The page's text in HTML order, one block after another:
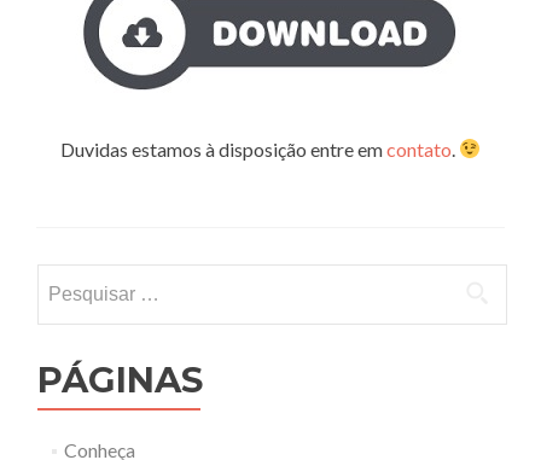
Duvidas estamos à disposição entre emcontato
por:
PÁGINAS
Conheça